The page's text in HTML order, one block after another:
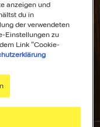
Dein
für
stressfreies
Kochen!
Plane deine
mit
MAGGI
anzeigen und
du in
der verwendeten
Einstellungen zu
Link "Cookie-